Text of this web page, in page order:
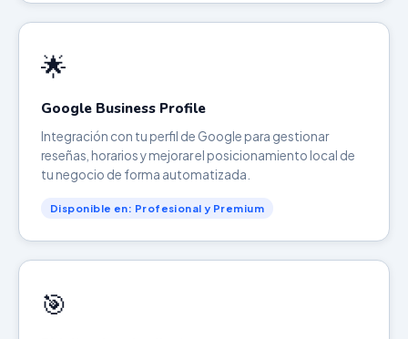
🌟
Google Business Profile
Integración con tu perfil de Google para gestionar
reseñas, horarios y mejorar el posicionamiento local de
tu negocio de forma automatizada.
Disponible en: Profesional y Premium
🎯